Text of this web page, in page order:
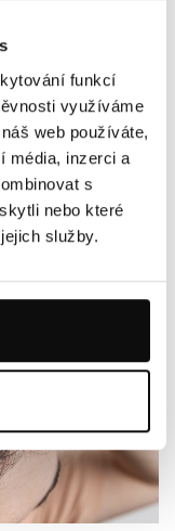
funkcí
využíváme
web používáte,
média, inzerci a
s
nebo které
služby.
BOLÍ, JAKÉ MÁ